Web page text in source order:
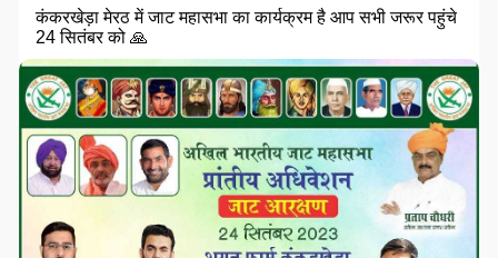
कंकरखेड़ा मेरठ में जाट महासभा का कार्यक्रम है आप सभी जरूर पहुंचे
24 सितंबर को 🙏